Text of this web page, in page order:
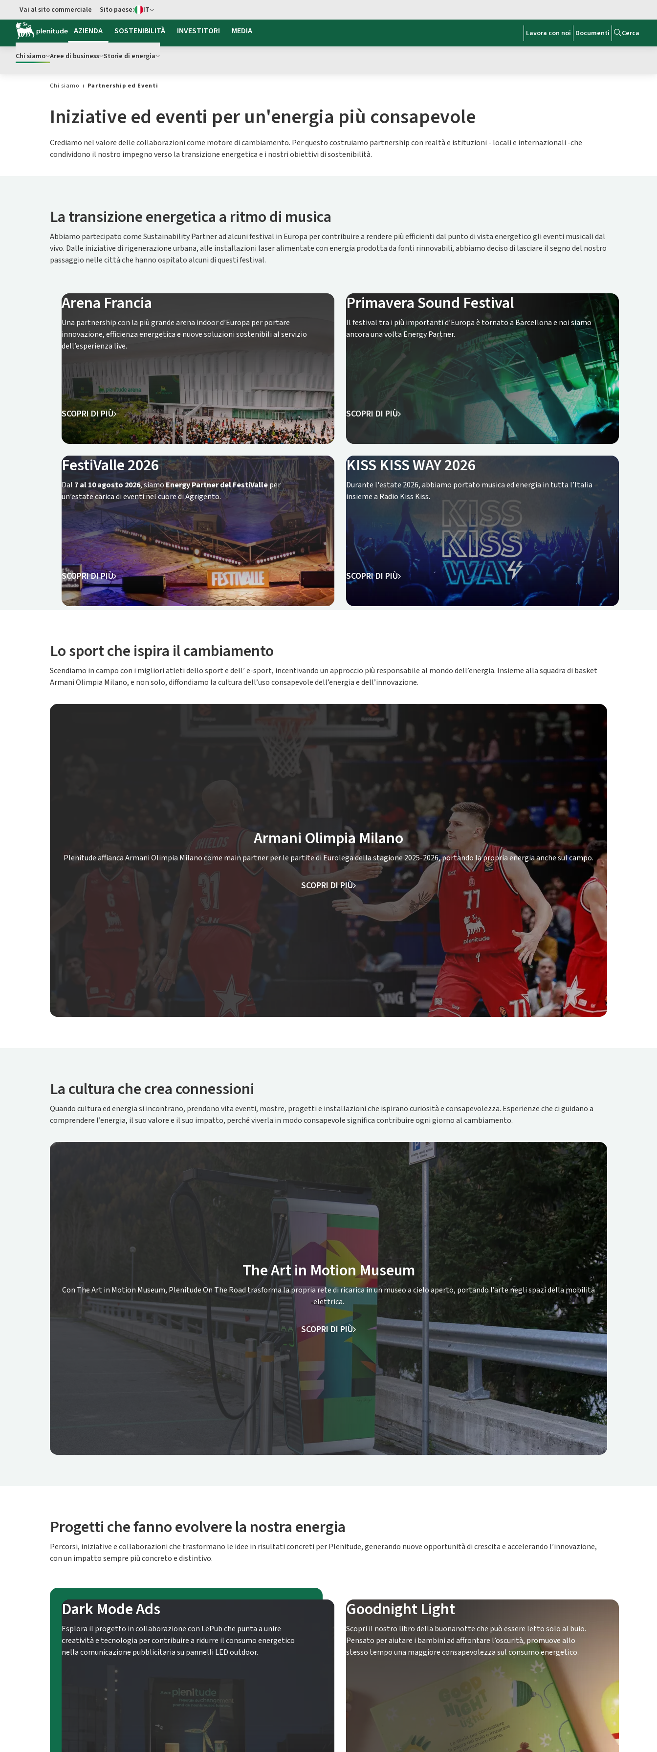
Vai al contenuto principale
Vai al sito commerciale Switch di Lingua
Sito paese: IT
AZIENDA
Chi siamo Aree di business Storie di energia
SOSTENIBILITÀ INVESTITORI MEDIA Lavora con noi Documenti Cerca
Chi siamo Partnership ed Eventi
Iniziative ed eventi per un'energia più consapevole
Crediamo nel valore delle collaborazioni come motore di cambiamento. Per questo costruiamo partnership con realtà e istituzioni - locali e internazionali -che
condividono il nostro impegno verso la transizione energetica e i nostri obiettivi di sostenibilità.
La transizione energetica a ritmo di musica
Abbiamo partecipato come Sustainability Partner ad alcuni festival in Europa per contribuire a rendere più efficienti dal punto di vista energetico gli eventi musicali dal
vivo. Dalle iniziative di rigenerazione urbana, alle installazioni laser alimentate con energia prodotta da fonti rinnovabili, abbiamo deciso di lasciare il segno del nostro
passaggio nelle città che hanno ospitato alcuni di questi festival.
Arena Francia
Una partnership con la più grande arena indoor d’Europa per portare
innovazione, efficienza energetica e nuove soluzioni sostenibili al servizio
dell’esperienza live.
SCOPRI DI PIÙ
Primavera Sound Festival
Il festival tra i più importanti d’Europa è tornato a Barcellona e noi siamo
ancora una volta Energy Partner.
SCOPRI DI PIÙ
FestiValle 2026
Dal 7 al 10 agosto 2026, siamoEnergy Partner del FestiValleper
un’estate carica di eventi nel cuore di Agrigento.
SCOPRI DI PIÙ
KISS KISS WAY 2026
Durante l'estate 2026, abbiamo portato musica ed energia in tutta l’Italia
insieme a Radio Kiss Kiss.
SCOPRI DI PIÙ
Lo sport che ispira il cambiamento
Scendiamo in campo con i migliori atleti dello sport e dell’ e-sport, incentivando un approccio più responsabile al mondo dell’energia. Insieme alla squadra di basket
Armani Olimpia Milano, e non solo, diffondiamo la cultura dell’uso consapevole dell’energia e dell’innovazione.
Armani Olimpia Milano
Plenitude affianca Armani Olimpia Milano come main partner per le partite di Eurolega della stagione 2025-2026, portando la propria energia anche sul campo.
SCOPRI DI PIÙ
La cultura che crea connessioni
Quando cultura ed energia si incontrano, prendono vita eventi, mostre, progetti e installazioni che ispirano curiosità e consapevolezza. Esperienze che ci guidano a
comprendere l’energia, il suo valore e il suo impatto, perché viverla in modo consapevole significa contribuire ogni giorno al cambiamento.
The Art in Motion Museum
Con The Art in Motion Museum, Plenitude On The Road trasforma la propria rete di ricarica in un museo a cielo aperto, portando l’arte negli spazi della mobilità
elettrica.
SCOPRI DI PIÙ
Progetti che fanno evolvere la nostra energia
Percorsi, iniziative e collaborazioni che trasformano le idee in risultati concreti per Plenitude, generando nuove opportunità di crescita e accelerando l’innovazione,
con un impatto sempre più concreto e distintivo.
Dark Mode Ads
Esplora il progetto in collaborazione con LePub che punta a unire
creatività e tecnologia per contribuire a ridurre il consumo energetico
nella comunicazione pubblicitaria su pannelli LED outdoor.
Goodnight Light
Scopri il nostro libro della buonanotte che può essere letto solo al buio.
Pensato per aiutare i bambini ad affrontare l’oscurità, promuove allo
stesso tempo una maggiore consapevolezza sul consumo energetico.